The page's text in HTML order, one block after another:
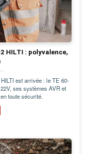
HILTI : polyvalence,
est arrivée : le TE 60-
ses systèmes AVR et
toute sécurité.